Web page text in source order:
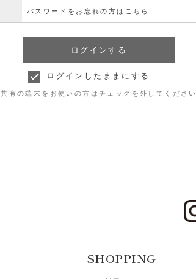
パスワードをお忘れの方はこちら
ログインしたままにする
共有の端末をお使いの方はチェックを外してください
SHOPPING